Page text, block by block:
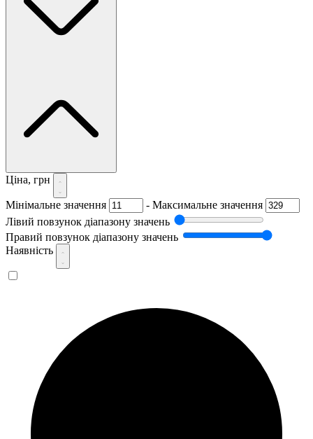
Ціна, грн
Мінімальне значення - Максимальне значення
Лівий повзунок діапазону значень
Правий повзунок діапазону значень
Наявність